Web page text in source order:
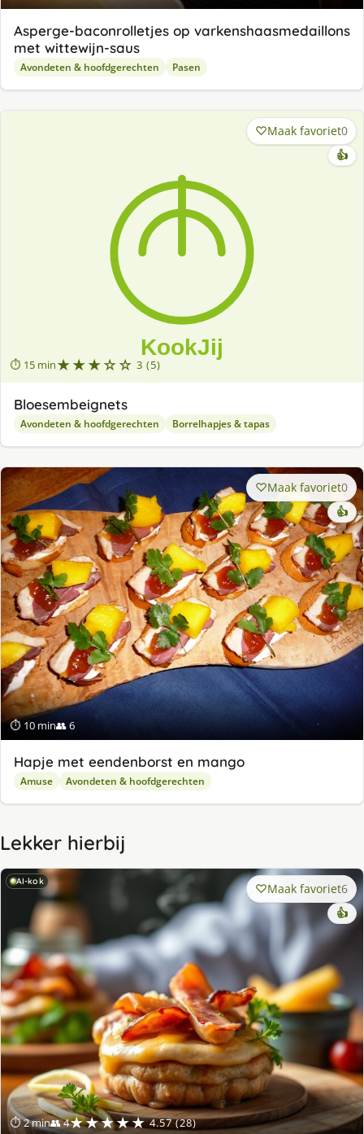
Asperge-baconrolletjes op varkenshaasmedaillons
met wittewijn-saus
Avondeten & hoofdgerechten Pasen
⏱ 15 min★★★☆☆ 3 (5)
Maak favoriet0
👍
Bloesembeignets
Avondeten & hoofdgerechten Borrelhapjes & tapas
⏱ 10 min👥 6
Maak favoriet0
👍
Hapje met eendenborst en mango
Amuse Avondeten & hoofdgerechten
Lekker hierbij
AI-kok
⏱ 2 min👥 4★★★★★ 4.57 (28)
Maak favoriet6
👍